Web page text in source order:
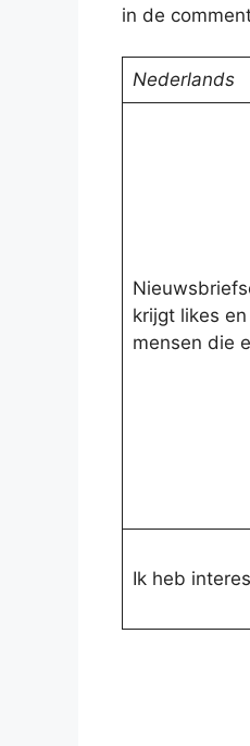
in de
Nederlands
krijgt likes
mensen die
Ik heb